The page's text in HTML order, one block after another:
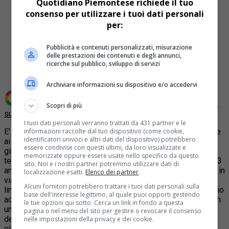
Share
Tweet
Aggiungi Quotidiano Piemontese come
Fonte preferita
su Google
E’ ufficiale, Comune di Asti e Procura collaborano per favorire
ai figli, minori, dei testimoni coinvolti in procedimenti
giudiziari, un asilo nido per la durata del loro impegno a
testimoniare. Il servizio di asilo nido, rivolto ai piccoli fino a 3
anni di età, è gratuito e garantito dalla scuola “La Coccinella” in
via Sant’Anna. I testimoni citati dal Pubblico Ministero e
limitatamente al giorno e all’orario della deposizione possono
accompagnare lì i propri figli prenotando anticipatamente con
una telefonata al n.0141 34269 preannunciando la consegna
del bambino, in occasione della quale dovranno mostrare la
Quotidiano Piemontese richiede il tuo
consenso per utilizzare i tuoi dati personali
per:
Pubblicità e contenuti personalizzati, misurazione
delle prestazioni dei contenuti e degli annunci,
ricerche sul pubblico, sviluppo di servizi
Archiviare informazioni su dispositivo e/o accedervi
Scopri di più
I tuoi dati personali verranno trattati da 431 partner e le
informazioni raccolte dal tuo dispositivo (come cookie,
identificatori univoci e altri dati del dispositivo) potrebbero
essere condivise con questi ultimi, da loro visualizzate e
memorizzate oppure essere usate nello specifico da questo
sito. Noi e i nostri partner potremmo utilizzare dati di
localizzazione esatti. Elenco dei partner.
Alcuni fornitori potrebbero trattare i tuoi dati personali sulla
base dell'interesse legittimo, al quale puoi opporti gestendo
le tue opzioni qui sotto. Cerca un link in fondo a questa
pagina o nel menu del sito per gestire o revocare il consenso
nelle impostazioni della privacy e dei cookie.